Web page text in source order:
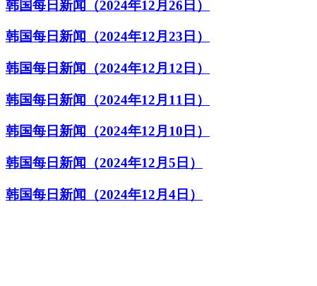
韩国每日新闻（2024年12月26日）
韩国每日新闻（2024年12月23日）
韩国每日新闻（2024年12月12日）
韩国每日新闻（2024年12月11日）
韩国每日新闻（2024年12月10日）
韩国每日新闻（2024年12月5日）
韩国每日新闻（2024年12月4日）